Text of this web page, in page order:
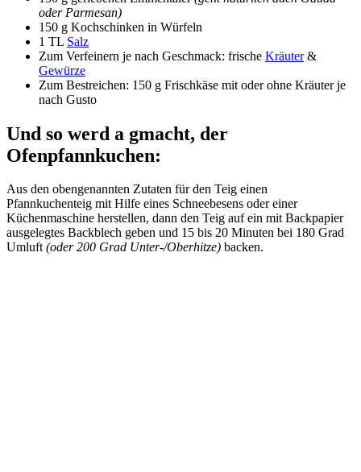
oder Parmesan)
150 g Kochschinken in Würfeln
1 TL Salz
Zum Verfeinern je nach Geschmack: frische Kräuter&
Gewürze
Zum Bestreichen: 150 g Frischkäse mit oder ohne Kräuter je
nach Gusto
Und so werd a gmacht, der
Ofenpfannkuchen:
Aus den obengenannten Zutaten für den Teig einen
Pfannkuchenteig mit Hilfe eines Schneebesens oder einer
Küchenmaschine herstellen, dann den Teig auf ein mit Backpapier
ausgelegtes Backblech geben und 15 bis 20 Minuten bei 180 Grad
Umluft(oder 200 Grad Unter-/Oberhitze) backen.